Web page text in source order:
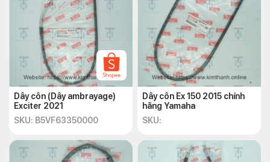
Dây côn (Dây ambrayage)
Exciter 2021
SKU: B5VF63350000
Dây côn Ex 150 2015 chính
hãng Yamaha
SKU: